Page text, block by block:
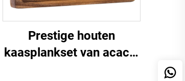
Prestige houten
kaasplankset van acacia